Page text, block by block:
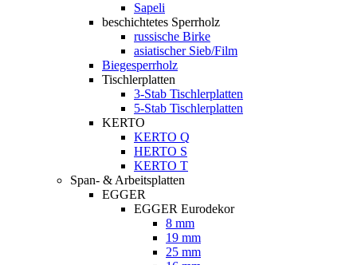
Sapeli
beschichtetes Sperrholz
russische Birke
asiatischer Sieb/Film
Biegesperrholz
Tischlerplatten
3-Stab Tischlerplatten
5-Stab Tischlerplatten
KERTO
KERTO Q
HERTO S
KERTO T
Span- & Arbeitsplatten
EGGER
EGGER Eurodekor
8 mm
19 mm
25 mm